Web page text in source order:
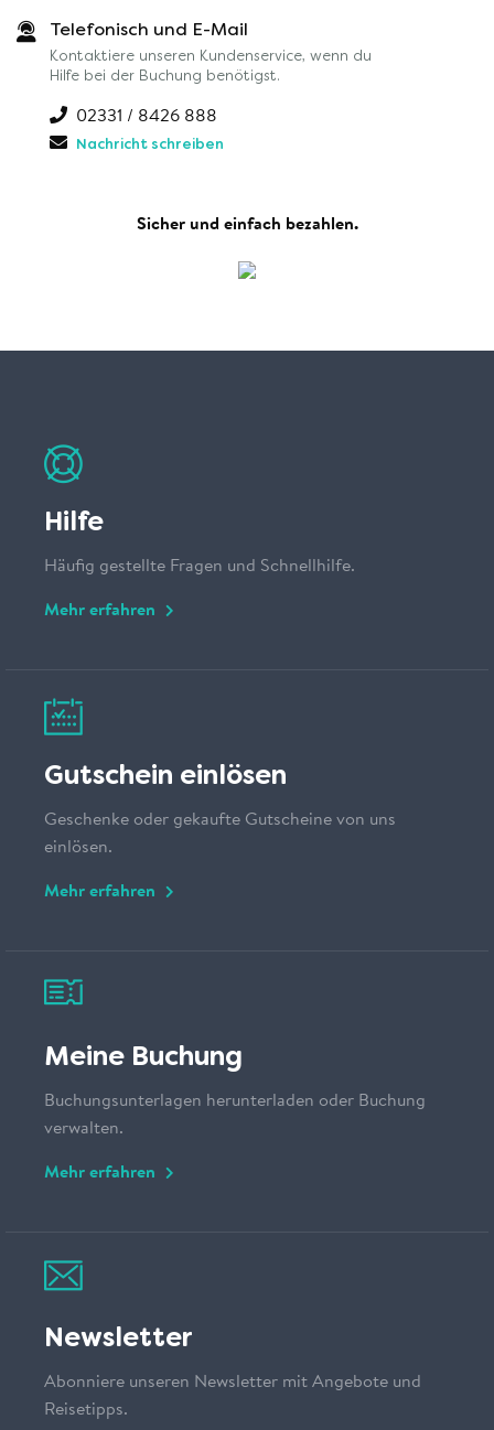
Telefonisch und E-Mail
Kontaktiere unseren Kundenservice, wenn du
Hilfe bei der Buchung benötigst.
02331 / 8426 888
Nachricht schreiben
Sicher und einfach bezahlen.
Hilfe
Häufig gestellte Fragen und Schnellhilfe.
Mehr erfahren
Gutschein einlösen
Geschenke oder gekaufte Gutscheine von uns
einlösen.
Mehr erfahren
Meine Buchung
Buchungsunterlagen herunterladen oder Buchung
verwalten.
Mehr erfahren
Newsletter
Abonniere unseren Newsletter mit Angebote und
Reisetipps.